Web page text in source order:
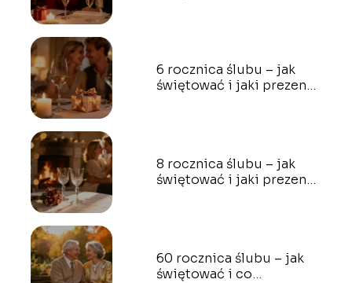
6 rocznica ślubu – jak
świętować i jaki prezent
8 rocznica ślubu – jak
świętować i jaki prezent
60 rocznica ślubu – jak
świętować i co